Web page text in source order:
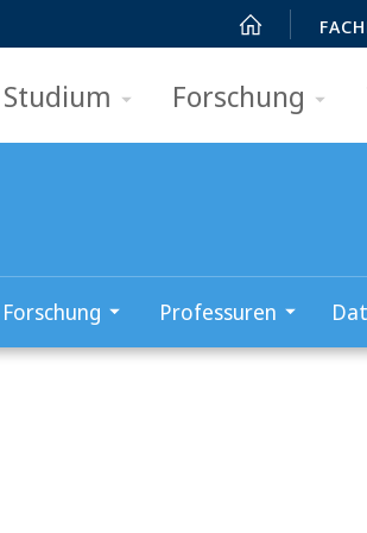
Studium Forschung
Forschung Professuren